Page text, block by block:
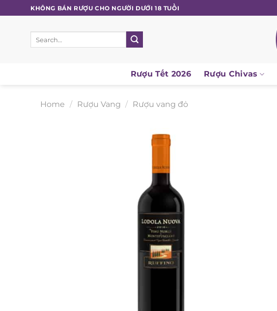
to
content
KHÔNG BÁN RƯỢU CHO NGƯỜI DƯỚI 18 TUỔI
Rượu Tết 2026 Rượu Chivas
Home Rượu Vang Rượu vang đỏ